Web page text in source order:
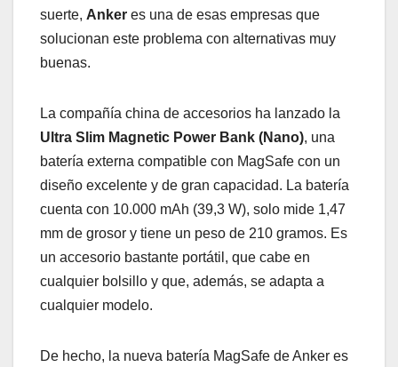
suerte, Anker es una de esas empresas que
solucionan este problema con alternativas muy
buenas.
La compañía china de accesorios ha lanzado la
Ultra Slim Magnetic Power Bank (Nano), una
batería externa compatible con MagSafe con un
diseño excelente y de gran capacidad. La batería
cuenta con 10.000 mAh (39,3 W), solo mide 1,47
mm de grosor y tiene un peso de 210 gramos. Es
un accesorio bastante portátil, que cabe en
cualquier bolsillo y que, además, se adapta a
cualquier modelo.
De hecho, la nueva batería MagSafe de Anker es